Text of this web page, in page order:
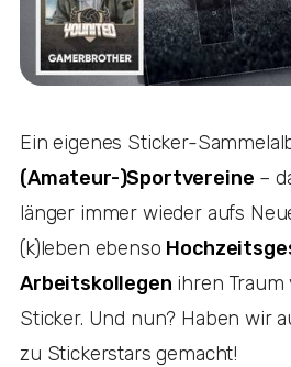
Ein eigenes Sticker-
(Amateur-)Sportvereine –
länger immer wieder aufs
(k)leben ebenso
Arbeitskollegen ihren
Sticker. Und nun? Haben wir
zu Stickerstars gemacht!